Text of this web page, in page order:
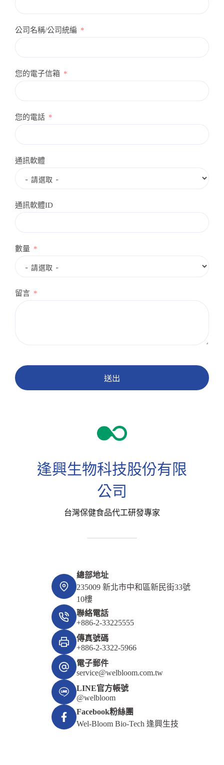
逢興生物科技股份有限
公司
台灣保健食品代工研發專家
總部地址
235009 新北市中和區新民街33號
10樓
聯絡電話
+886-2-33225555
傳真號碼
+886-2-3322-5966
電子郵件
service@welbloom.com.tw
LINE官方帳號
@welbloom
Facebook粉絲團
Wel-Bloom Bio-Tech 逢興生技
公司名稱/公司統編
您的電子信箱
您的電話
通訊軟體
通訊軟體ID
數量
留言
送出